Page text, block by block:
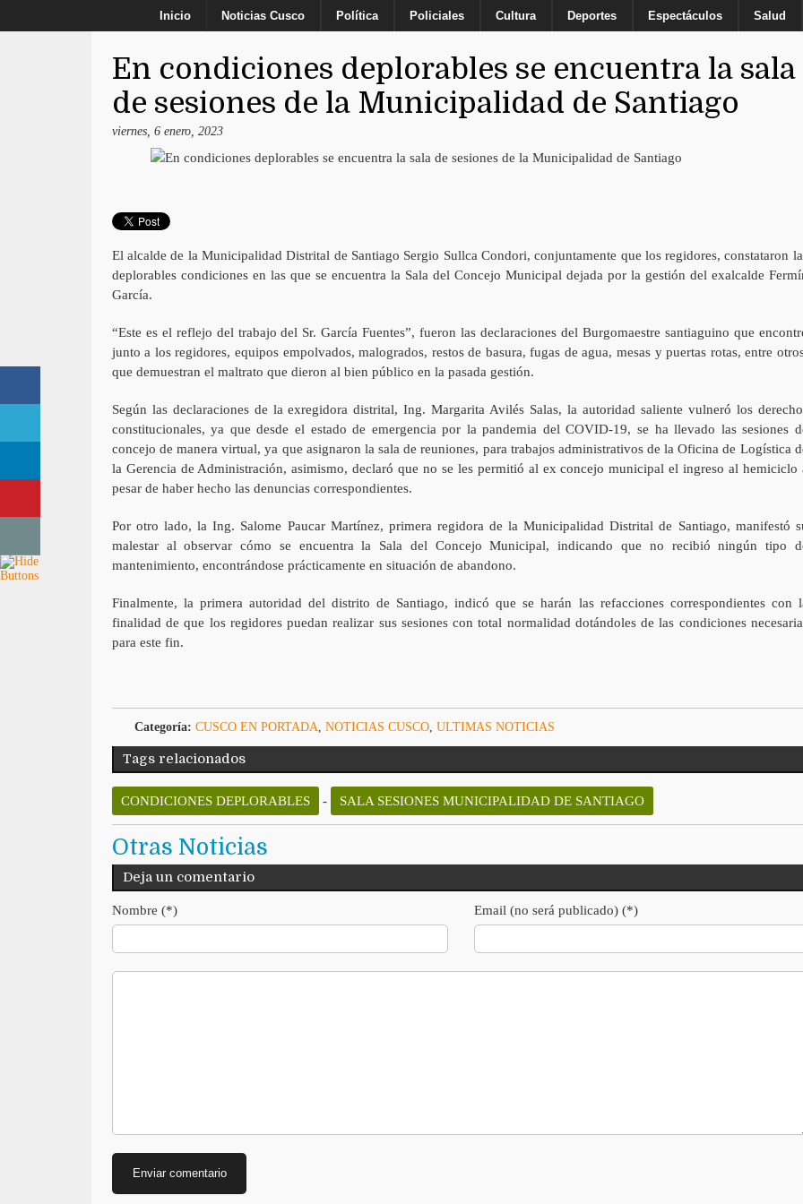
Inicio Noticias Cusco Política Policiales Cultura Deportes Espectáculos Salud
En condiciones deplorables se encuentra la sala
de sesiones de la Municipalidad de Santiago
viernes, 6 enero, 2023
El alcalde de la Municipalidad Distrital de Santiago Sergio Sullca Condori, conjuntamente que los regidores, constataron
deplorables condiciones en las que se encuentra la Sala del Concejo Municipal dejada por la gestión del exalcalde
García.
“Este es el reflejo del trabajo del Sr. García Fuentes”, fueron las declaraciones del Burgomaestre santiaguino que
junto a los regidores, equipos empolvados, malogrados, restos de basura, fugas de agua, mesas y puertas rotas, entre
que demuestran el maltrato que dieron al bien público en la pasada gestión.
Según las declaraciones de la exregidora distrital, Ing. Margarita Avilés Salas, la autoridad saliente vulneró los
constitucionales, ya que desde el estado de emergencia por la pandemia del COVID-19, se ha llevado las sesiones
concejo de manera virtual, ya que asignaron la sala de reuniones, para trabajos administrativos de la Oficina de Logística
la Gerencia de Administración, asimismo, declaró que no se les permitió al ex concejo municipal el ingreso al hemiciclo
pesar de haber hecho las denuncias correspondientes.
Por otro lado, la Ing. Salome Paucar Martínez, primera regidora de la Municipalidad Distrital de Santiago, manifestó
malestar al observar cómo se encuentra la Sala del Concejo Municipal, indicando que no recibió ningún tipo
mantenimiento, encontrándose prácticamente en situación de abandono.
Finalmente, la primera autoridad del distrito de Santiago, indicó que se harán las refacciones correspondientes con
finalidad de que los regidores puedan realizar sus sesiones con total normalidad dotándoles de las condiciones
para este fin.
Categoría: CUSCO EN PORTADA NOTICIAS CUSCO, ULTIMAS NOTICIAS
Tags relacionados
CONDICIONES DEPLORABLES - SALA SESIONES MUNICIPALIDAD DE SANTIAGO
Otras Noticias
Deja un comentario
Nombre (*) Email (no será publicado) (*)